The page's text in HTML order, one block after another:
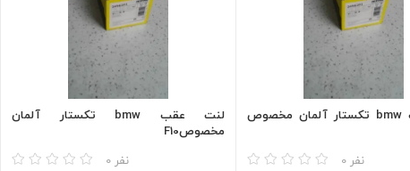
لنت عقب bmw تکستار آلمان مخصوص
0 نفر
لنت عقب bmw تکستار آلمان
مخصوصF10
0 نفر